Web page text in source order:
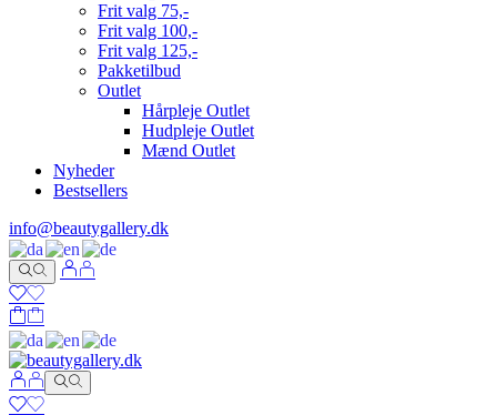
Frit valg 75,-
Frit valg 100,-
Frit valg 125,-
Pakketilbud
Outlet
Hårpleje Outlet
Hudpleje Outlet
Mænd Outlet
Nyheder
Bestsellers
info@beautygallery.dk